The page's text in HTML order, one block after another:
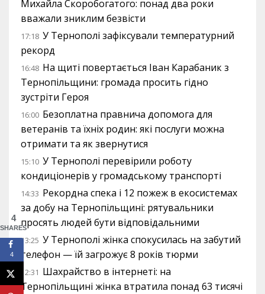
Михайла Скоробогатого: понад два роки
вважали зниклим безвісти
17:18 У Тернополі зафіксували температурний
рекорд
16:48 На щиті повертається Іван Карабаник з
Тернопільщини: громада просить гідно
зустріти Героя
16:00 Безоплатна правнича допомога для
ветеранів та їхніх родин: які послуги можна
отримати та як звернутися
15:10 У Тернополі перевірили роботу
кондиціонерів у громадському транспорті
14:33 Рекордна спека і 12 пожеж в екосистемах
за добу на Тернопільщині: рятувальники
просять людей бути відповідальними
13:25 У Тернополі жінка спокусилась на забутий
телефон — їй загрожує 8 років тюрми
12:31 Шахрайство в інтернеті: на
Тернопільщині жінка втратила понад 63 тисячі
4
SHARES
4